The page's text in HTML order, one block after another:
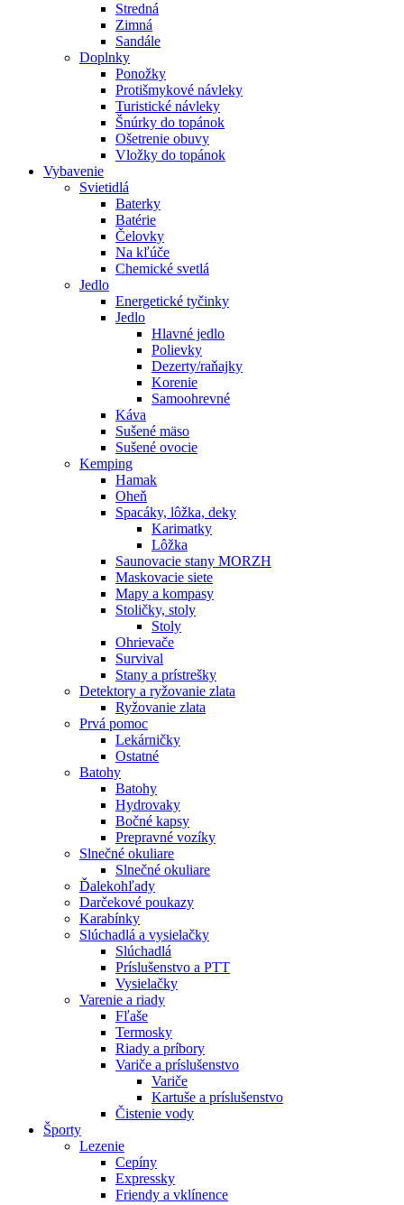
Stredná
Zimná
Sandále
Doplnky
Ponožky
Protišmykové návleky
Turistické návleky
Šnúrky do topánok
Ošetrenie obuvy
Vložky do topánok
Vybavenie
Svietidlá
Baterky
Batérie
Čelovky
Na kľúče
Chemické svetlá
Jedlo
Energetické tyčinky
Jedlo
Hlavné jedlo
Polievky
Dezerty/raňajky
Korenie
Samoohrevné
Káva
Sušené mäso
Sušené ovocie
Kemping
Hamak
Oheň
Spacáky, lôžka, deky
Karimatky
Lôžka
Saunovacie stany MORZH
Maskovacie siete
Mapy a kompasy
Stoličky, stoly
Stoly
Ohrievače
Survival
Stany a prístrešky
Detektory a ryžovanie zlata
Ryžovanie zlata
Prvá pomoc
Lekárničky
Ostatné
Batohy
Batohy
Hydrovaky
Bočné kapsy
Prepravné vozíky
Slnečné okuliare
Slnečné okuliare
Ďalekohľady
Darčekové poukazy
Karabínky
Slúchadlá a vysielačky
Slúchadlá
Príslušenstvo a PTT
Vysielačky
Varenie a riady
Fľaše
Termosky
Riady a príbory
Variče a príslušenstvo
Variče
Kartuše a príslušenstvo
Čistenie vody
Športy
Lezenie
Cepíny
Expressky
Friendy a vklínence